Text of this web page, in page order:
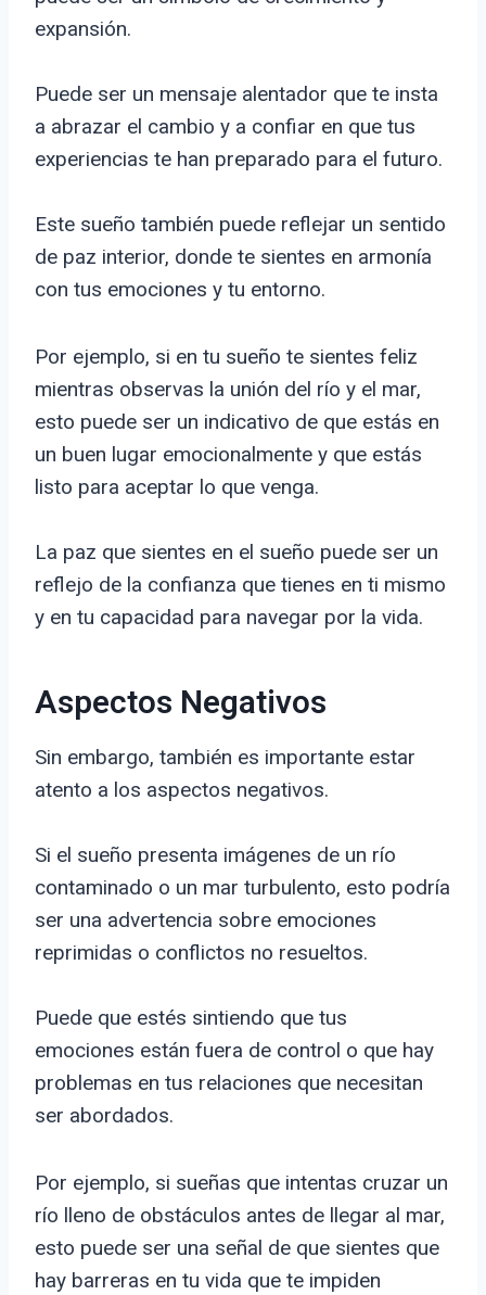
expansión.
Puede ser un mensaje alentador que te insta
a abrazar el cambio y a confiar en que tus
experiencias te han preparado para el futuro.
Este sueño también puede reflejar un sentido
de paz interior, donde te sientes en armonía
con tus emociones y tu entorno.
Por ejemplo, si en tu sueño te sientes feliz
mientras observas la unión del río y el mar,
esto puede ser un indicativo de que estás en
un buen lugar emocionalmente y que estás
listo para aceptar lo que venga.
La paz que sientes en el sueño puede ser un
reflejo de la confianza que tienes en ti mismo
y en tu capacidad para navegar por la vida.
Aspectos Negativos
Sin embargo, también es importante estar
atento a los aspectos negativos.
Si el sueño presenta imágenes de un río
contaminado o un mar turbulento, esto podría
ser una advertencia sobre emociones
reprimidas o conflictos no resueltos.
Puede que estés sintiendo que tus
emociones están fuera de control o que hay
problemas en tus relaciones que necesitan
ser abordados.
Por ejemplo, si sueñas que intentas cruzar un
río lleno de obstáculos antes de llegar al mar,
esto puede ser una señal de que sientes que
hay barreras en tu vida que te impiden